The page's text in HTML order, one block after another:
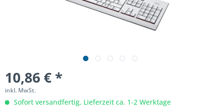
10,86 € *
inkl. MwSt.
Sofort versandfertig, Lieferzeit ca. 1-2 Werktage